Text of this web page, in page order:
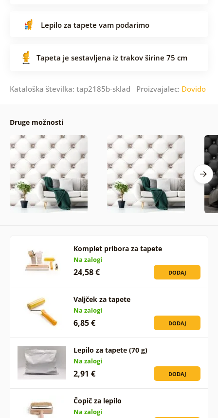
Lepilo za tapete vam podarimo
Tapeta je sestavljena iz trakov širine 75 cm
Kataloška številka: tap2185b-sklad Proizvajalec: Dovido
Druge možnosti
Komplet pribora za tapete
Na zalogi
24,58 € DODAJ
Valjček za tapete
Na zalogi
6,85 € DODAJ
Lepilo za tapete (70 g)
Na zalogi
2,91 € DODAJ
Čopič za lepilo
Na zalogi